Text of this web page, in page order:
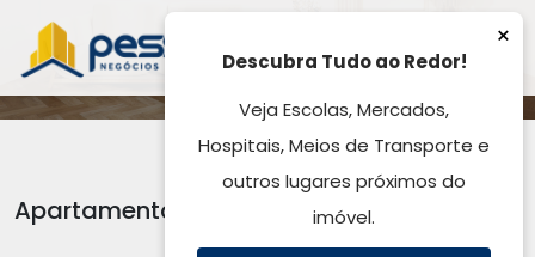
Apartamento à Venda, Morada Do Vale I -
Gravataí, RS
×
Descubra Tudo ao Redor!
Veja Escolas, Mercados,
Hospitais, Meios de Transporte e
outros lugares próximos do
imóvel.